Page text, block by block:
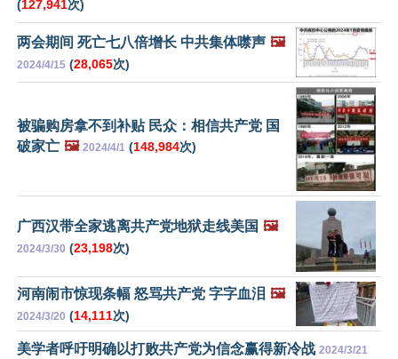
(127,941次)
两会期间 死亡七八倍增长 中共集体噤声 🖼️
2024/4/15 (28,065次)
被骗购房拿不到补贴 民众：相信共产党 国
破家亡 🖼️ 2024/4/1 (148,984次)
广西汉带全家逃离共产党地狱走线美国 🖼️
2024/3/30 (23,198次)
河南闹市惊现条幅 怒骂共产党 字字血泪 🖼️
2024/3/20 (14,111次)
美学者呼吁明确以打败共产党为信念赢得新冷战 2024/3/21